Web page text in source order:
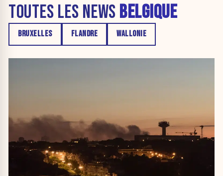
TOUTES LES NEWS BELGIQUE
BRUXELLES FLANDRE WALLONIE